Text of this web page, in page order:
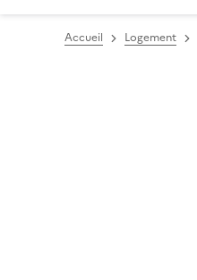
Accueil Logement